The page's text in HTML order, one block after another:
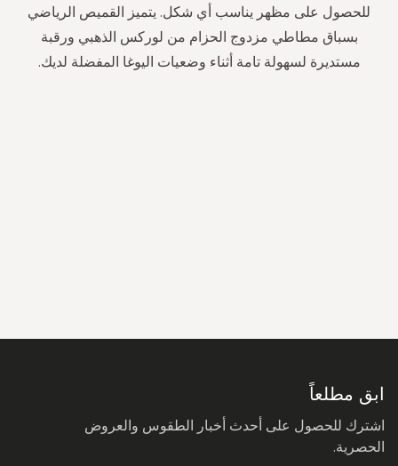
للحصول على مظهر يناسب أي شكل. يتميز القميص الرياضي
بسباق مطاطي مزدوج الحزام من لوركس الذهبي ورقبة
مستديرة لسهولة تامة أثناء وضعيات اليوغا المفضلة لديك.
ابق مطلعاً
اشترك للحصول على أحدث أخبار الطقوس والعروض
الحصرية.